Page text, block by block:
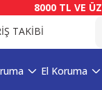
8000 TL VE
TAKİBİ
El Koruma